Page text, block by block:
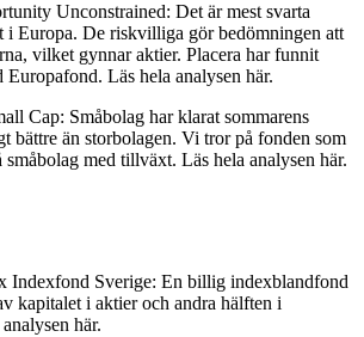
Unconstrained: Det är mest svarta
i Europa. De riskvilliga gör bedömningen att
vilket gynnar aktier. Placera har funnit
Läs hela analysen här.
Cap: Småbolag har klarat sommarens
bättre än storbolagen. Vi tror på fonden som
med tillväxt. Läs hela analysen här.
Indexfond Sverige: En billig indexblandfond
kapitalet i aktier och andra hälften i
här.